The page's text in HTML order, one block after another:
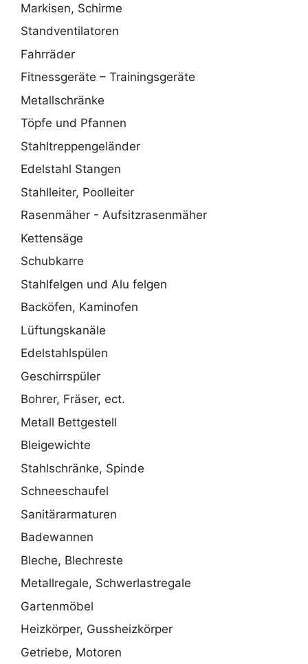
Markisen, Schirme
Standventilatoren
Fahrräder
Fitnessgeräte – Trainingsgeräte
Metallschränke
Töpfe und Pfannen
Stahltreppengeländer
Edelstahl Stangen
Stahlleiter, Poolleiter
Rasenmäher - Aufsitzrasenmäher
Kettensäge
Schubkarre
Stahlfelgen und Alu felgen
Backöfen, Kaminofen
Lüftungskanäle
Edelstahlspülen
Geschirrspüler
Bohrer, Fräser, ect.
Metall Bettgestell
Bleigewichte
Stahlschränke, Spinde
Schneeschaufel
Sanitärarmaturen
Badewannen
Bleche, Blechreste
Metallregale, Schwerlastregale
Gartenmöbel
Heizkörper, Gussheizkörper
Getriebe, Motoren